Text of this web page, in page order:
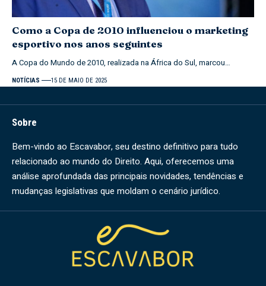
Como a Copa de 2010 influenciou o marketing
esportivo nos anos seguintes
A Copa do Mundo de 2010, realizada na África do Sul, marcou…
NOTÍCIAS 15 DE MAIO DE 2025
Sobre
Bem-vindo ao Escavabor, seu destino definitivo para tudo
relacionado ao mundo do Direito. Aqui, oferecemos uma
análise aprofundada das principais novidades, tendências e
mudanças legislativas que moldam o cenário jurídico.